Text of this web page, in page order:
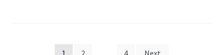
1 2 … 4 Next